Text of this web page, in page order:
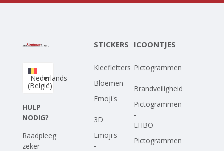
Upload je eigen ontwerp
Corona Covid-19
Nederlands
(België)
HULP
NODIG?
Raadpleeg
zeker
STICKERS
Kleefletters
Bloemen
Emoji's
-
3D
Emoji's
-
ICOONTJES
Pictogrammen
-
Brandveiligheid
Pictogrammen
-
EHBO
Pictogrammen